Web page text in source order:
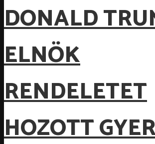
DONALD
ELNÖK
RENDELETET
HOZOTT